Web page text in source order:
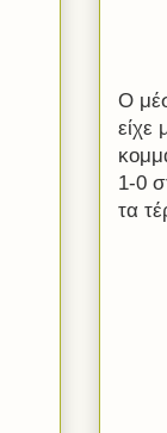
Ο
είχε
1-0
τα